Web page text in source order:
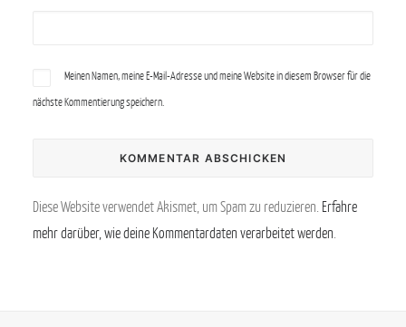
Meinen Namen, meine E-Mail-Adresse und meine Website in diesem Browser für die
nächste Kommentierung speichern.
Diese Website verwendet Akismet, um Spam zu reduzieren. Erfahre
mehr darüber, wie deine Kommentardaten verarbeitet werden.